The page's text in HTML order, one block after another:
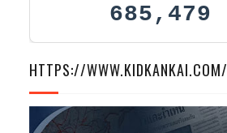
685,479
HTTPS://WWW.KIDKANKAI.COM/